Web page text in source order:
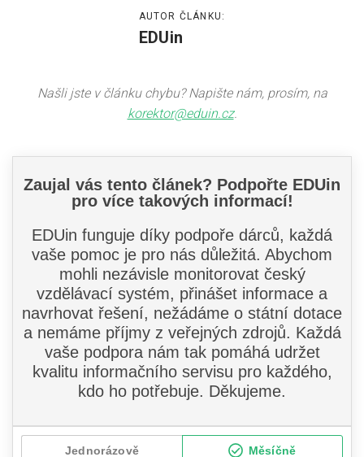
AUTOR ČLÁNKU:
EDUin
Našli jste v článku chybu? Napište nám, prosím, na
korektor@eduin.cz.